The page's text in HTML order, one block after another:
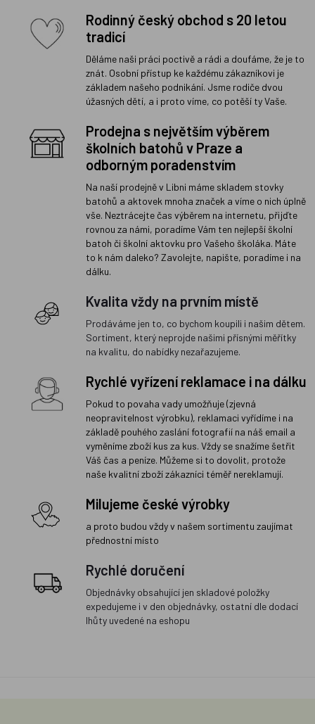
Rodinný český obchod s 20 letou
tradicí
Děláme naši práci poctivě a rádi a doufáme, že je to
znát. Osobní přístup ke každému zákazníkovi je
základem našeho podnikání. Jsme rodiče dvou
úžasných dětí, a i proto víme, co potěší ty Vaše.
Prodejna s největším výběrem
školních batohů v Praze a
odborným poradenstvím
Na naší prodejně v Libni máme skladem stovky
batohů a aktovek mnoha značek a víme o nich úplně
vše. Neztrácejte čas výběrem na internetu, přijďte
rovnou za námi, poradíme Vám ten nejlepší školní
batoh či školní aktovku pro Vašeho školáka. Máte
to k nám daleko? Zavolejte, napište, poradíme i na
dálku.
Kvalita vždy na prvním místě
Prodáváme jen to, co bychom koupili i našim dětem.
Sortiment, který neprojde našimi přísnými měřítky
na kvalitu, do nabídky nezařazujeme.
Rychlé vyřízení reklamace i na dálku
Pokud to povaha vady umožňuje (zjevná
neopravitelnost výrobku), reklamaci vyřídíme i na
základě pouhého zaslání fotografií na náš email a
vyměníme zboží kus za kus. Vždy se snažíme šetřit
Váš čas a peníze. Můžeme si to dovolit, protože
naše kvalitní zboží zákazníci téměř nereklamují.
Milujeme české výrobky
a proto budou vždy v našem sortimentu zaujímat
přednostní místo
Rychlé doručení
Objednávky obsahující jen skladové položky
expedujeme i v den objednávky, ostatní dle dodací
lhůty uvedené na eshopu